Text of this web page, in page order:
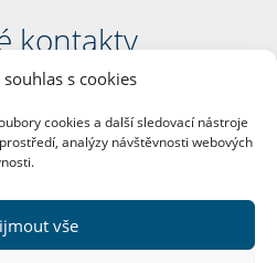
s cookies
cookies a další sledovací nástroje
analýzy návštěvnosti webových
vše
kontakty
fakulta
Palacha 1/2
Praha 1
kontakty